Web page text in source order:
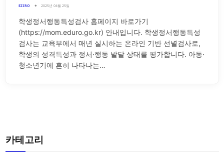
EZIRO 2025년 04월 25일
학생정서행동특성검사 홈페이지 바로가기
(https://mom.eduro.go.kr) 안내입니다. 학생정서행동특성
검사는 교육부에서 매년 실시하는 온라인 기반 선별검사로,
학생의 성격특성과 정서·행동 발달 상태를 평가합니다. 아동·
청소년기에 흔히 나타나는…
카테고리